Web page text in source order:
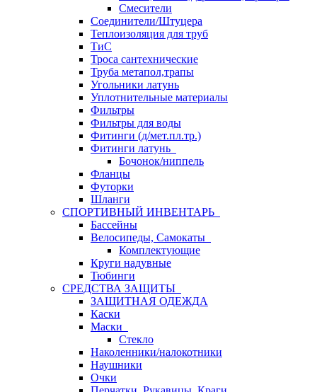
Смесители
Соединители/Штуцера
Теплоизоляция для труб
ТиС
Троса сантехнические
Труба метапол,трапы
Угольники латунь
Уплотнительные материалы
Фильтры
Фильтры для воды
Фитинги (д/мет.пл.тр.)
Фитинги латунь
Бочонок/ниппель
Фланцы
Футорки
Шланги
СПОРТИВНЫЙ ИНВЕНТАРЬ
Бассейны
Велосипеды, Самокаты
Комплектующие
Круги надувные
Тюбинги
СРЕДСТВА ЗАЩИТЫ
ЗАЩИТНАЯ ОДЕЖДА
Каски
Маски
Стекло
Наколенники/налокотники
Наушники
Очки